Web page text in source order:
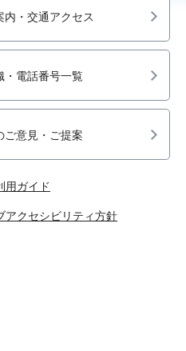
内・交通アクセス
・電話番号一覧
ご意見・ご提案
用ガイド
アクセシビリティ方針